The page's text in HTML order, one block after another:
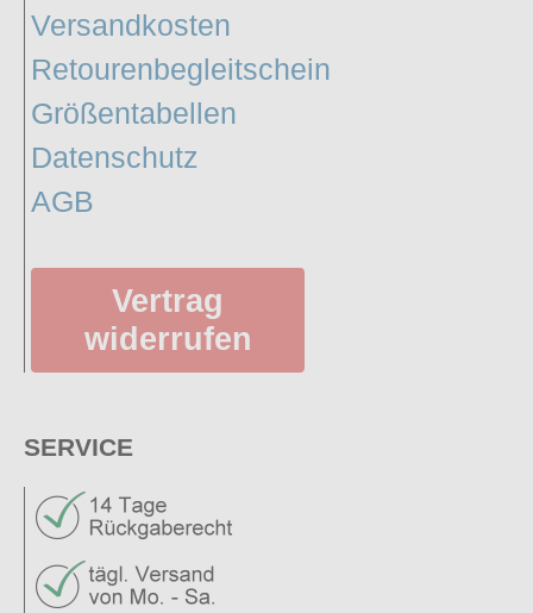
Versandkosten
Retourenbegleitschein
Größentabellen
Datenschutz
AGB
Vertrag
widerrufen
SERVICE